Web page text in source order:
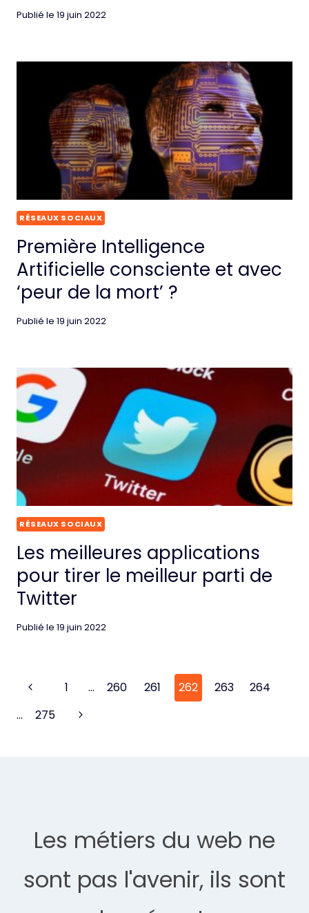
Publié le 19 juin 2022
RÉSEAUX SOCIAUX
Première Intelligence
Artificielle consciente et avec
‘peur de la mort’ ?
Publié le 19 juin 2022
RÉSEAUX SOCIAUX
Les meilleures applications
pour tirer le meilleur parti de
Twitter
Publié le 19 juin 2022
Page
navigation
Previous
Page
1 … 260 261 262 263
264
…
275
Next
Les métiers du web ne
sont pas l'avenir, ils sont